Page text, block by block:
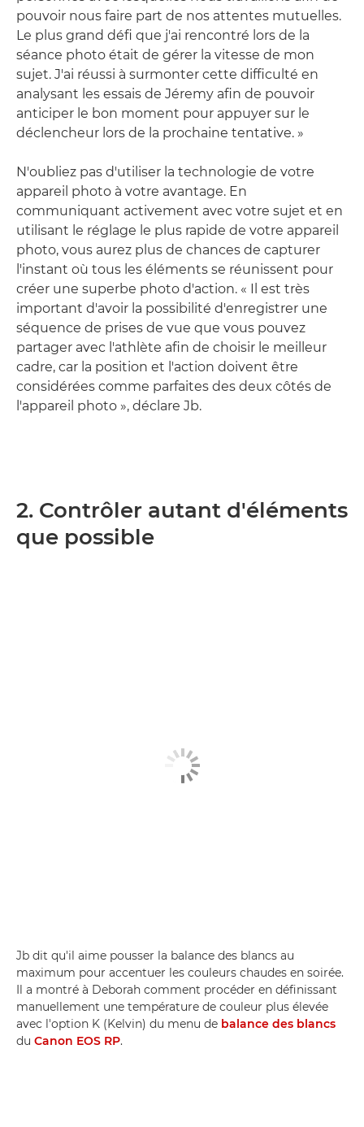
pouvoir nous faire part de nos attentes mutuelles.
Le plus grand défi que j'ai rencontré lors de la
séance photo était de gérer la vitesse de mon
sujet. J'ai réussi à surmonter cette difficulté en
analysant les essais de Jéremy afin de pouvoir
anticiper le bon moment pour appuyer sur le
déclencheur lors de la prochaine tentative. »
N'oubliez pas d'utiliser la technologie de votre
appareil photo à votre avantage. En
communiquant activement avec votre sujet et en
utilisant le réglage le plus rapide de votre appareil
photo, vous aurez plus de chances de capturer
l'instant où tous les éléments se réunissent pour
créer une superbe photo d'action. « Il est très
important d'avoir la possibilité d'enregistrer une
séquence de prises de vue que vous pouvez
partager avec l'athlète afin de choisir le meilleur
cadre, car la position et l'action doivent être
considérées comme parfaites des deux côtés de
l'appareil photo », déclare Jb.
2. Contrôler autant d'éléments
que possible
Jb dit qu'il aime pousser la balance des blancs au
maximum pour accentuer les couleurs chaudes en soirée.
Il a montré à Deborah comment procéder en définissant
manuellement une température de couleur plus élevée
avec l'option K (Kelvin) du menu de balance des blancs
du Canon EOS RP.